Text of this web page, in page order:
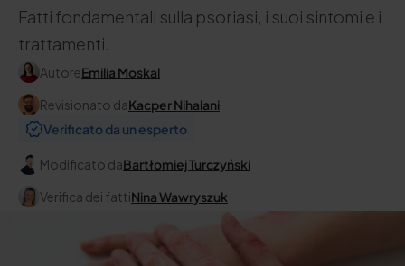
Fatti fondamentali sulla psoriasi, i suoi sintomi e i
trattamenti.
AutoreEmilia Moskal
Revisionato daKacper Nihalani
Verificato da un esperto
Modificato daBartłomiej Turczyński
Verifica dei fattiNina Wawryszuk